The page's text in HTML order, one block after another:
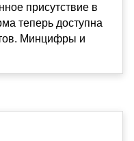
присутствие в
теперь доступна
Минцифры и